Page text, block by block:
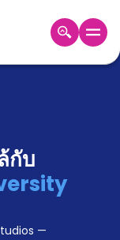
กับ
—